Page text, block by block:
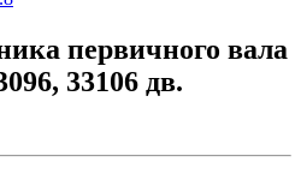
первичного вала
33106 дв.